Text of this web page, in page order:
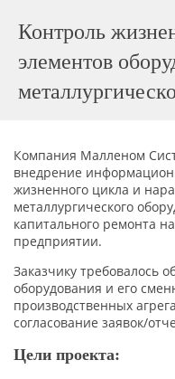
Контроль
элементов
Компания Малленом
внедрение
жизненного цикла и
металлургического
капитального ремонта
предприятии.
Заказчику требовалось
оборудования и его
производственных
согласование заявок/
Цели проекта: